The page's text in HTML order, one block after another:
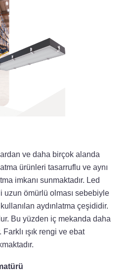
ve daha birçok alanda
ürünleri tasarruflu ve aynı
imkanı sunmaktadır. Led
uzun ömürlü olması sebebiyle
aydınlatma çeşididir.
Bu yüzden iç mekanda daha
ışık rengi ve ebat